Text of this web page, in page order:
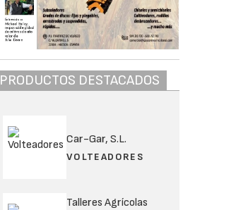
PRODUCTOS DESTACADOS
Car-Gar, S.L.
VOLTEADORES
Talleres Agrícolas